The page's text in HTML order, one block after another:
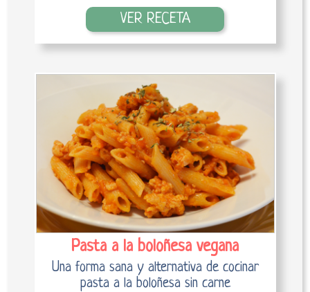
VER RECETA
Pasta a la boloñesa vegana
Una forma sana y alternativa de cocinar
pasta a la boloñesa sin carne